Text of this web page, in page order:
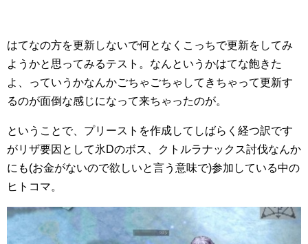
はてなの方を更新しないで何となくこっちで更新をしてみ
ようかと思ってみるテスト。なんというかはてな飽きた
よ、っていうかなんかごちゃごちゃしてきちゃって更新す
るのが面倒な感じになって来ちゃったのが。
ということで、プリーストを作成してしばらく経つ訳です
がリザ要因として氷Dのボス、クトルラナックス討伐なんか
にも(お金がないので欲しいと言う意味で)参加している中の
ヒトコマ。